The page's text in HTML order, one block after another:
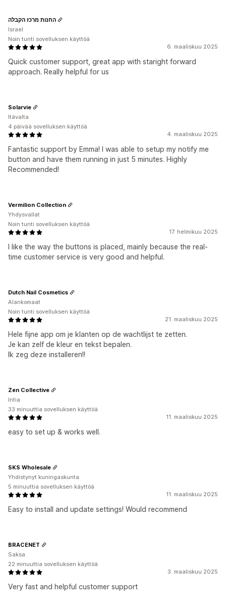
6. maaliskuu 2025
Quick customer support, great app with staright forward
approach. Really helpful for us
החנות מרכז הקבלה
Israel
Noin tunti sovelluksen käyttöä
4. maaliskuu 2025
Fantastic support by Emma! I was able to setup my notify me
button and have them running in just 5 minutes. Highly
Recommended!
Solarvie
Itävalta
4 päivää sovelluksen käyttöä
17. helmikuu 2025
I like the way the buttons is placed, mainly because the real-
time customer service is very good and helpful.
Vermilion Collection
Yhdysvallat
Noin tunti sovelluksen käyttöä
21. maaliskuu 2025
Hele fijne app om je klanten op de wachtlijst te zetten.
Je kan zelf de kleur en tekst bepalen.
Ik zeg deze installeren!!
Dutch Nail Cosmetics
Alankomaat
Noin tunti sovelluksen käyttöä
11. maaliskuu 2025
easy to set up & works well.
Zen Collective
Intia
33 minuuttia sovelluksen käyttöä
11. maaliskuu 2025
Easy to install and update settings! Would recommend
SKS Wholesale
Yhdistynyt kuningaskunta
5 minuuttia sovelluksen käyttöä
3. maaliskuu 2025
Very fast and helpful customer support
BRACENET
Saksa
22 minuuttia sovelluksen käyttöä